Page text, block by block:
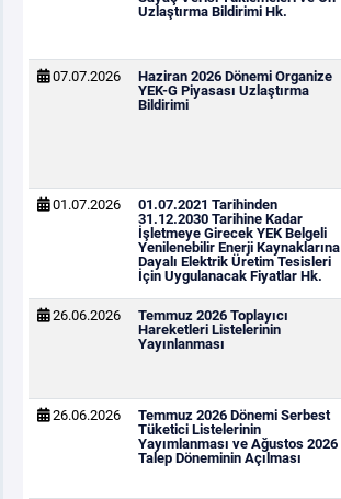
Uzlaştırma Bildirimi Hk.
07.07.2026
Haziran 2026 Dönemi Organize
YEK-G Piyasası Uzlaştırma
Bildirimi
01.07.2026
01.07.2021 Tarihinden
31.12.2030 Tarihine Kadar
İşletmeye Girecek YEK Belgeli
Yenilenebilir Enerji Kaynaklarına
Dayalı Elektrik Üretim Tesisleri
İçin Uygulanacak Fiyatlar Hk.
26.06.2026
Temmuz 2026 Toplayıcı
Hareketleri Listelerinin
Yayınlanması
26.06.2026
Temmuz 2026 Dönemi Serbest
Tüketici Listelerinin
Yayımlanması ve Ağustos 2026
Talep Döneminin Açılması